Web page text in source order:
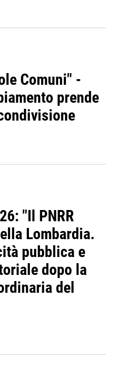
Comuni" -
prende
"Il PNRR
Lombardia.
pubblica e
dopo la
del